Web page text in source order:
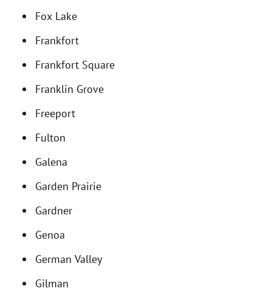
Fox Lake
Frankfort
Frankfort Square
Franklin Grove
Freeport
Fulton
Galena
Garden Prairie
Gardner
Genoa
German Valley
Gilman